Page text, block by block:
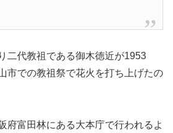
二代教祖である御木徳近が1953
市での教祖祭で花火を打ち上げたの
府富田林にある大本庁で行われるよ